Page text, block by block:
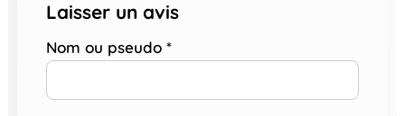
Laisser un avis
Nom ou pseudo *